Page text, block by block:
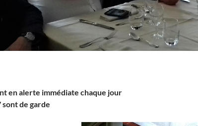
en alerte immédiate chaque jour
de garde